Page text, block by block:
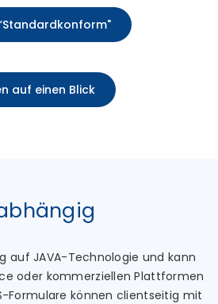
auf einen Blick
auf JAVA-Technologie und kann
oder kommerziellen Plattformen
Formulare können clientseitig mit